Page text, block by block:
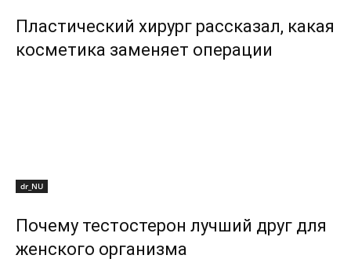
Пластический хирург рассказал, какая
косметика заменяет операции
dr_NU
Почему тестостерон лучший друг для
женского организма